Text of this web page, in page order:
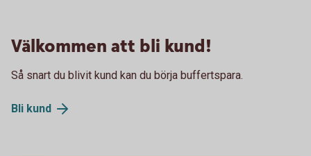
Välkommen att bli kund!
Så snart du blivit kund kan du börja buffertspara.
Bli kund